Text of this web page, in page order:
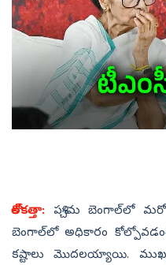
కోల్‌కత్తా: పశ్చిమ బెంగాల్‌లో మరో
బెంగాల్‌లో అధికారం
క‌ష్టాలు మొద‌ల‌య్యాయి.